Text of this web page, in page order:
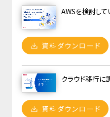
AWSを検討して
資料ダウンロード
クラウド移行に
資料ダウンロード